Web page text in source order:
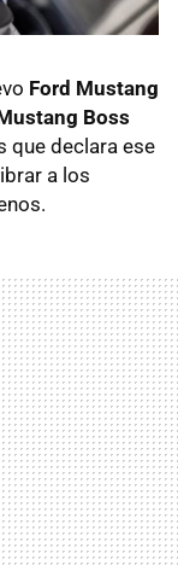
Ford Mustang
Boss
que declara ese
a los